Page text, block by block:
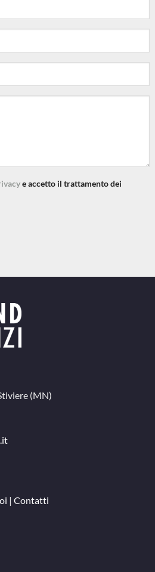
e accetto il trattamento dei
(MN)
| Contatti